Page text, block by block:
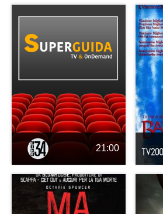
21:00